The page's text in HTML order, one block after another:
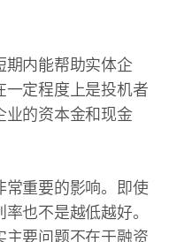
期内能帮助实体企
定程度上是投机者
业的资本金和现金
重要的影响。即使
也不是越低越好。
要问题不在于融资